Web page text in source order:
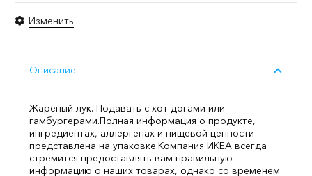
Изменить
Описание
Жареный лук. Подавать с хот-догами или
гамбургерами.Полная информация о продукте,
ингредиентах, аллергенах и пищевой ценности
представлена на упаковке.Компания ИКЕА всегда
стремится предоставлять вам правильную
информацию о наших товарах, однако со временем